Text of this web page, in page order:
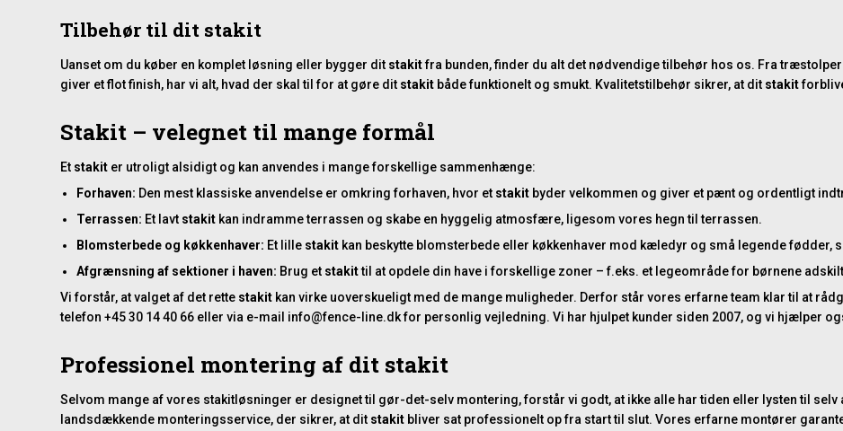
Tilbehør til dit stakit
Uanset om du køber en komplet løsning eller bygger dit stakitfra bunden, finder du alt det nødvendige tilbehør hos os. Fratræstolper
giver et flot finish, har vi alt, hvad der skal til for at gøre dit stakit både funktionelt og smukt. Kvalitetstilbehør sikrer, at dit stakit
Stakit – velegnet til mange formål
Et stakit er utroligt alsidigt og kan anvendes i mange forskellige sammenhænge:
Forhaven: Den mest klassiske anvendelse er omkring forhaven, hvor et stakitbyder velkommen og giver et pænt og ordentligt
Terrassen: Et lavt stakitkan indramme terrassen og skabe en hyggelig atmosfære, ligesom vores hegn til terrassen.
Blomsterbede og køkkenhaver: Et lille stakitkan beskytte blomsterbede eller køkkenhaver mod kæledyr og små legende fødder,
Afgrænsning af sektioner i haven: Brug et stakittil at opdele din have i forskellige zoner – f.eks. et legeområde for børnene
Vi forstår, at valget af det rette stakit kan virke uoverskueligt med de mange muligheder. Derfor står vores erfarne team klar til at
telefon +45 30 14 40 66 eller via e-mail info@fence-line.dk for personlig vejledning. Vi har hjulpet kunder siden 2007, og vi hjælper
Professionel montering af dit stakit
Selvom mange af vores stakitløsninger er designet til gør-det-selv montering, forstår vi godt, at ikke alle har tiden eller lysten til
landsdækkende monteringsservice, der sikrer, at dit stakit bliver sat professionelt op fra start til slut. Vores erfarne montører